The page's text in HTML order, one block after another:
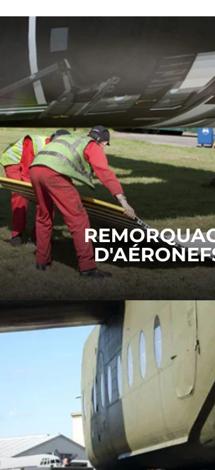
Nos produits de remorquage
désembourbage, Panneaux de sol
d'intervention
POUR EN SAVOIR
TRANSPORT
Nos produits de transport
Transporteur, Table tournante,
Systèmes de traîneauetKits
immédiate